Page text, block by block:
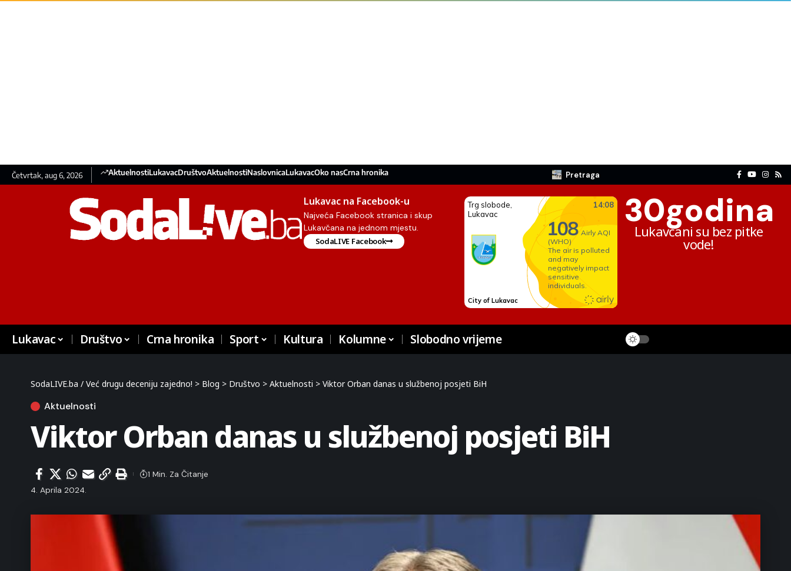
Četvrtak, aug 6, 2026 AktuelnostiLukavacDruštvoAktuelnostiNaslovnicaLukavacOko nasCrna hronika Pretraga
Lukavac na Facebook-u
Najveća Facebook stranica i skup
Lukavčana na jednom mjestu.
SodaLIVE Facebook
30godina
Lukavčani su bez pitke
vode!
Lukavac Društvo Crna hronika Sport Kultura Kolumne Slobodno vrijeme
SodaLIVE.ba / Već drugu deceniju zajedno! > Blog > Društvo > Aktuelnosti > Viktor Orban danas u službenoj posjeti BiH
Aktuelnosti
Viktor Orban danas u službenoj posjeti BiH
4. Aprila 2024.
1 Min. Za Čitanje